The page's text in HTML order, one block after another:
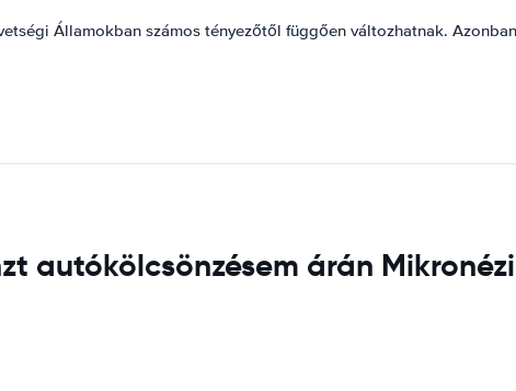
Államokban számos tényezőtől függően változhatnak.
autókölcsönzésem árán